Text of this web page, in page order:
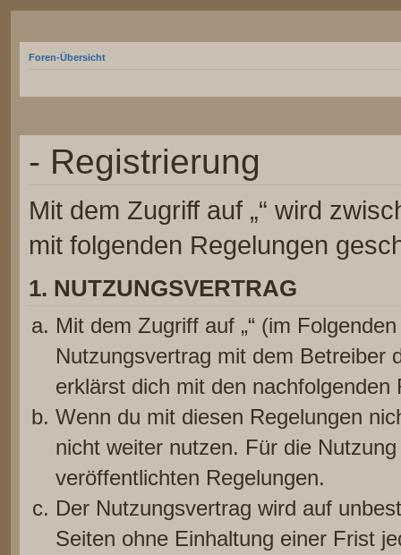
Foren-Übersicht
- Registrierung
Mit dem Zugriff auf „“ wird
mit folgenden Regelungen
1. NUTZUNGSVERTRAG
Mit dem Zugriff auf „“ (im
Nutzungsvertrag mit dem Betreiber
erklärst dich mit den nachfolgenden
Wenn du mit diesen Regelungen
nicht weiter nutzen. Für die
veröffentlichten Regelungen.
Der Nutzungsvertrag wird auf
Seiten ohne Einhaltung einer Frist